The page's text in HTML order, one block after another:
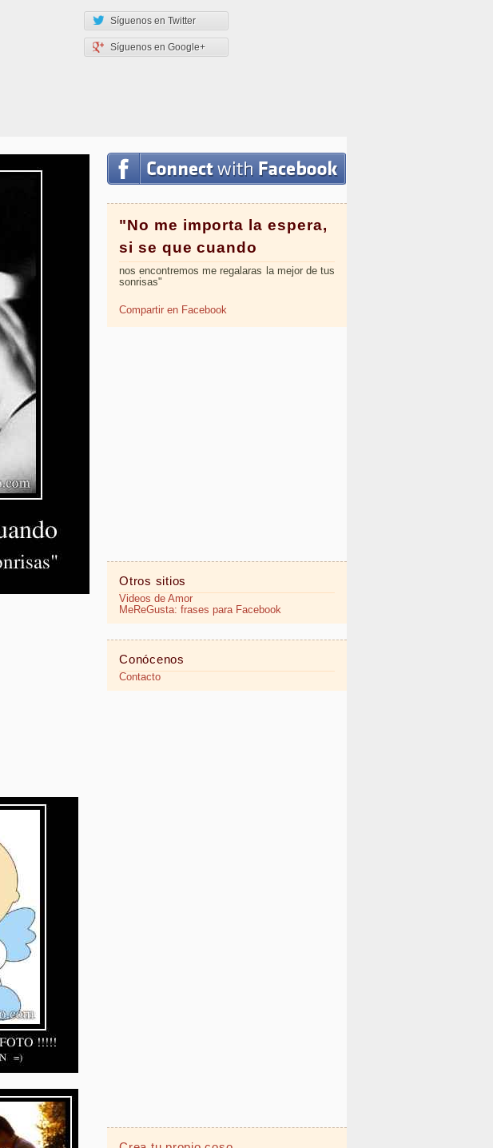
"No me importa la espera,
si se que cuando
nos encontremos me regalaras la mejor de tus
sonrisas"
Compartir en Facebook
Otros sitios
Videos de Amor
MeReGusta: frases para Facebook
Conócenos
Contacto
Síguenos en Twitter
Síguenos en Google+